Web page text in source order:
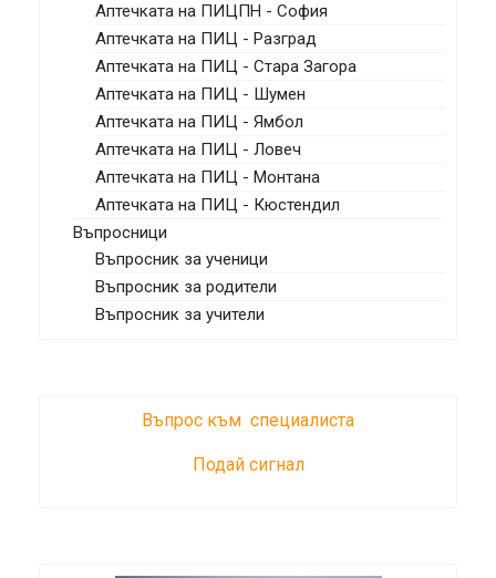
Аптечката на ПИЦПН - София
Аптечката на ПИЦ - Разград
Аптечката на ПИЦ - Стара Загора
Аптечката на ПИЦ - Шумен
Аптечката на ПИЦ - Ямбол
Аптечката на ПИЦ - Ловеч
Аптечката на ПИЦ - Монтана
Аптечката на ПИЦ - Кюстендил
Въпросници
Въпросник за ученици
Въпросник за родители
Въпросник за учители
Въпрос към специалиста
Подай сигнал